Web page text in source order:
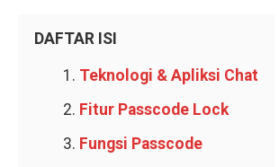
DAFTAR ISI
Teknologi & Apliksi Chat
Fitur Passcode Lock
Fungsi Passcode